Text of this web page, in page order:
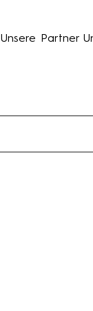
Unsere Partner